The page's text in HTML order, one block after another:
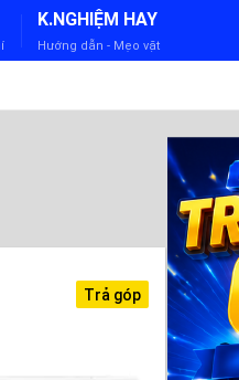
K.NGHIỆM HAY
Hướng dẫn - Mẹo vặt
Trả góp